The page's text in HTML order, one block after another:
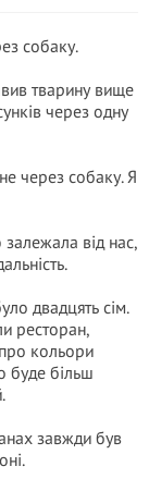
собаку.
тварину вище
через одну
через собаку. Я
від нас,
двадцять сім.
ресторан,
кольори
буде більш
завжди був